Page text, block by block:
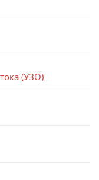
(УЗО)